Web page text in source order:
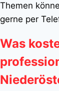
Themen
gerne per
Was